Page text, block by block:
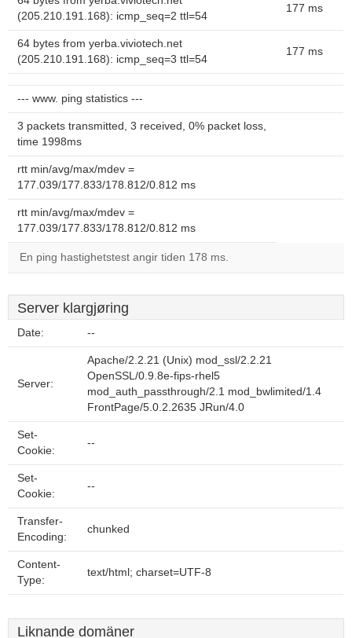
(205.210.191.168): icmp_seq=2 ttl=54
177 ms
64 bytes from yerba.viviotech.net
(205.210.191.168): icmp_seq=3 ttl=54
177 ms
--- www. ping statistics ---
3 packets transmitted, 3 received, 0% packet loss,
time 1998ms
rtt min/avg/max/mdev =
177.039/177.833/178.812/0.812 ms
rtt min/avg/max/mdev =
177.039/177.833/178.812/0.812 ms
En ping hastighetstest angir tiden 178 ms.
Server klargjøring
Date: --
Server:
Apache/2.2.21 (Unix) mod_ssl/2.2.21
OpenSSL/0.9.8e-fips-rhel5
mod_auth_passthrough/2.1 mod_bwlimited/1.4
FrontPage/5.0.2.2635 JRun/4.0
Set-
Cookie:
--
Set-
Cookie:
--
Transfer-
Encoding:
chunked
Content-
Type:
text/html; charset=UTF-8
Liknande domäner